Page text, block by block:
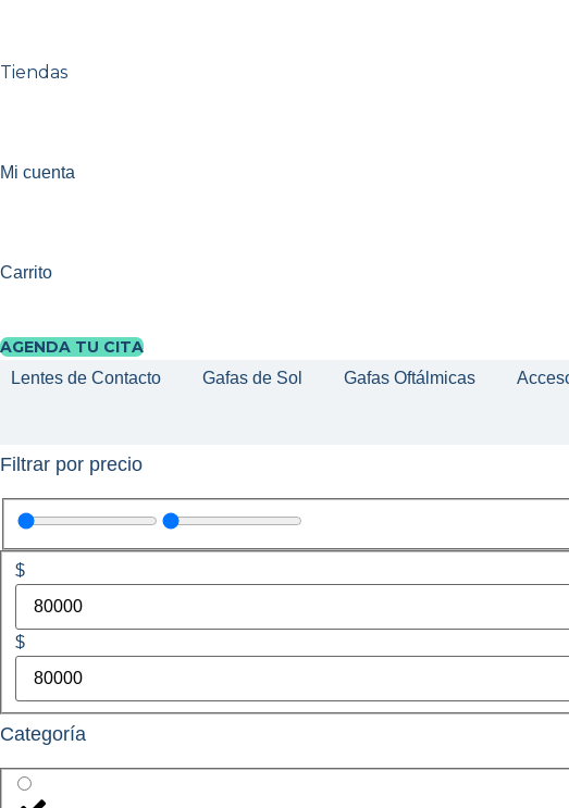
Tiendas
Mi cuenta
Carrito
AGENDA TU CITA
Lentes de Contacto Gafas de Sol Gafas Oftálmicas
Filtrar por precio
$
$
Categoría